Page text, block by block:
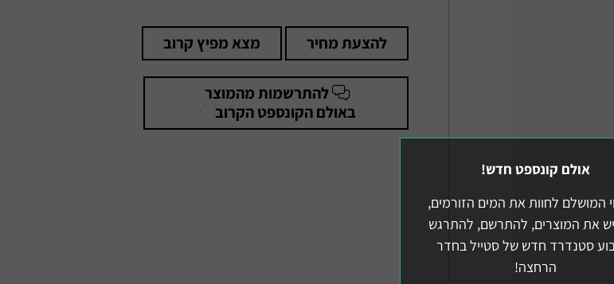
להצעת מחיר מצא מפיץ קרוב
להתרשמות מהמוצר
באולם הקונספט הקרוב
אולם קונספט חדש!
המושלם לחוות את המים הזורמים,
את המוצרים, להתרשם, להתרגש
סטנדרד חדש של סטייל בחדר
הרחצה!